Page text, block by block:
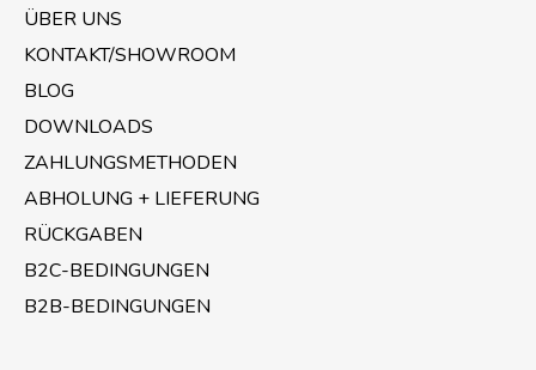
ÜBER UNS
KONTAKT/SHOWROOM
BLOG
DOWNLOADS
ZAHLUNGSMETHODEN
ABHOLUNG + LIEFERUNG
RÜCKGABEN
B2C-BEDINGUNGEN
B2B-BEDINGUNGEN